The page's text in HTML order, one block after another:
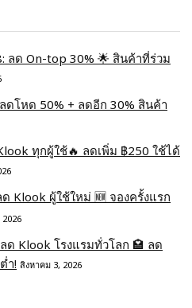
ลด On-top 30% 🌟 สินค้าที่ร่วม
ดโหด 50% + ลดอีก 30% สินค้า
ทุกผู้ใช้🔥 ลดเพิ่ม ฿250 ใช้ได้
Klook ผู้ใช้ใหม่ 🆕 จองครั้งแรก
Klook โรงแรมทั่วโลก 🏩 ลด
ำ! สิงหาคม 3, 2026